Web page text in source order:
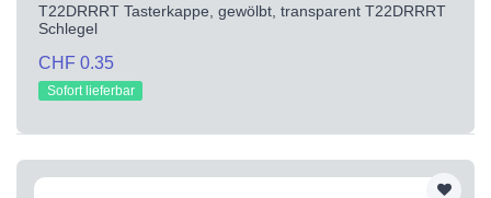
T22DRRRT Tasterkappe, gewölbt, transparent T22DRRRT
Schlegel
CHF 0.35
Sofort lieferbar